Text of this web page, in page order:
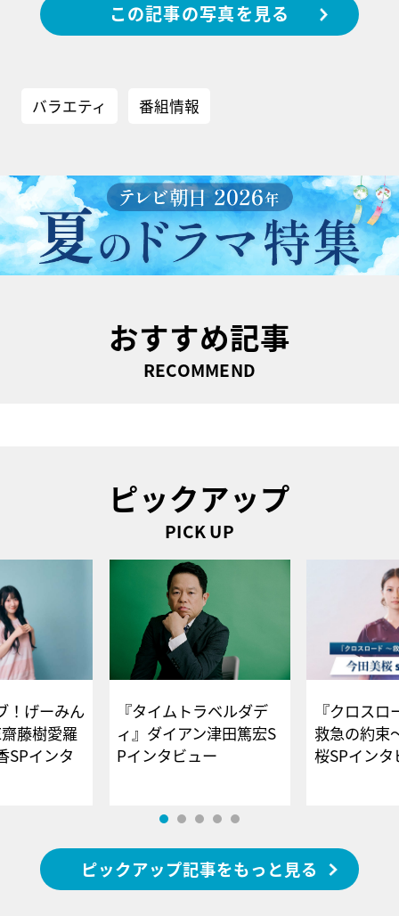
この記事の写真を見る
バラエティ 番組情報
おすすめ記事
RECOMMEND
ピックアップ
PICK UP
！げーみん
藤樹愛羅
SPインタ
『タイムトラベルダデ
ィ』ダイアン津田篤宏S
Pインタビュー
『クロス
救急の約束
桜SPイ
ピックアップ記事をもっと見る